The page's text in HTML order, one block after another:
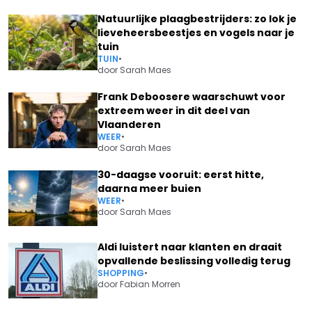
Natuurlijke plaagbestrijders: zo lok je
lieveheersbeestjes en vogels naar je
tuin
TUIN•
door Sarah Maes
Frank Deboosere waarschuwt voor
extreem weer in dit deel van
Vlaanderen
WEER•
door Sarah Maes
30-daagse vooruit: eerst hitte,
daarna meer buien
WEER•
door Sarah Maes
Aldi luistert naar klanten en draait
opvallende beslissing volledig terug
SHOPPING•
doorFabian Morren